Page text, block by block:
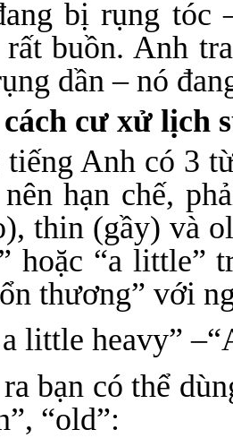
bị rụng tóc
buồn. Anh
dần – nó
cư xử lịch
Anh có 3 từ
hạn chế,
thin (gầy) và
hoặc “a little”
thương” với
a little heavy”
có thể dùng
“old”: